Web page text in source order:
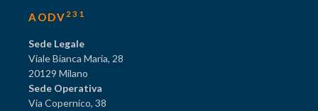
AODV 231
Sede Legale
Viale Bianca Maria, 28
20129 Milano
Sede Operativa
Via Copernico, 38